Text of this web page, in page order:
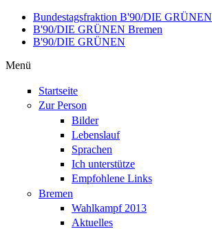
Direkt zum Inhalt
Bundestagsfraktion B'90/DIE GRÜNEN
B'90/DIE GRÜNEN Bremen
B'90/DIE GRÜNEN
Menü
Startseite
Zur Person
Bilder
Lebenslauf
Sprachen
Ich unterstütze
Empfohlene Links
Bremen
Wahlkampf 2013
Aktuelles